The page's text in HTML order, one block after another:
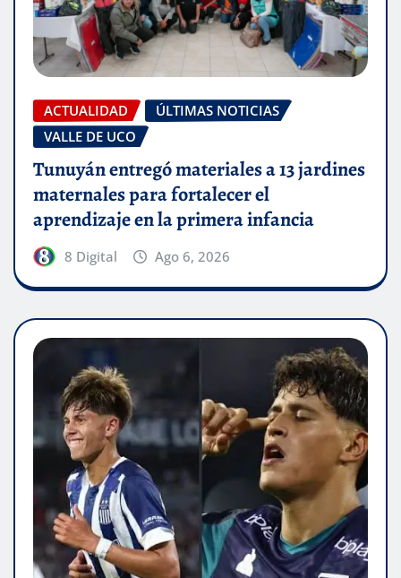
ACTUALIDAD
ÚLTIMAS NOTICIAS
VALLE DE UCO
Tunuyán entregó materiales a 13 jardines
maternales para fortalecer el
aprendizaje en la primera infancia
8 Digital Ago 6, 2026